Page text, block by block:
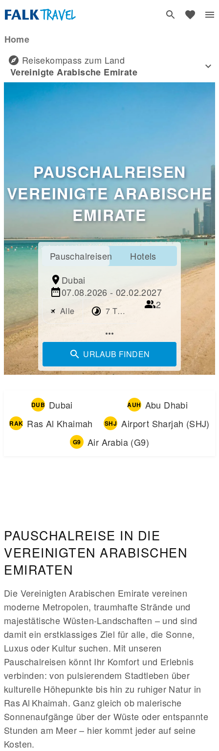
Home
Reisekompass zum Land
Vereinigte Arabische Emirate
PAUSCHALREISEN
VEREINIGTE ARABISCHE
EMIRATE
Pauschalreisen
Hotels
Dubai
07.08.2026 - 02.02.2027
Alle 7 Tage
2
more_horiz
URLAUB FINDEN
DUB Dubai AUH Abu Dhabi
RAK Ras Al Khaimah SHJ Airport Sharjah (SHJ)
G9 Air Arabia (G9)
PAUSCHALREISE IN DIE
VEREINIGTEN ARABISCHEN
EMIRATEN
Die Vereinigten Arabischen Emirate vereinen
moderne Metropolen, traumhafte Strände und
majestätische Wüsten-Landschaften – und sind
damit ein erstklassiges Ziel für alle, die Sonne,
Luxus oder Kultur suchen. Mit unseren
Pauschalreisen könnt Ihr Komfort und Erlebnis
verbinden: von pulsierendem Stadtleben über
kulturelle Höhepunkte bis hin zu ruhiger Natur in
Ras Al Khaimah. Ganz gleich ob malerische
Sonnenaufgänge über der Wüste oder entspannte
Stunden am Meer – hier kommt jeder auf seine
Kosten.